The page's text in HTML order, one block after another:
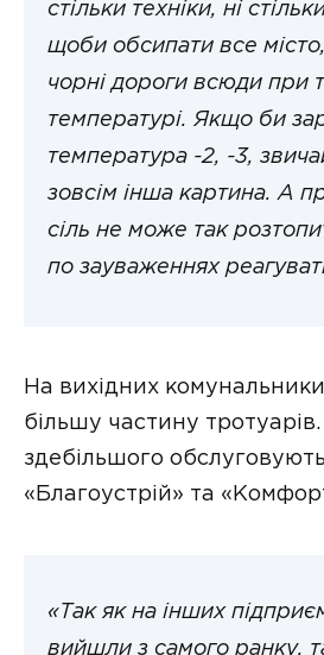
стільки техніки, ні
щоби обсипати все
чорні дороги всюди при
температурі. Якщо би
температура -2, -3,
зовсім інша картина. А
сіль не може так
по зауваженнях
На вихідних
більшу частину тротуарів.
здебільшого
«Благоустрій» та
«Так як на інших
вийшли з самого ранку,